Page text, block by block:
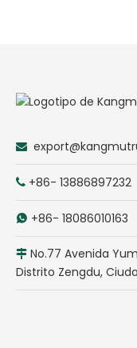

 +86- 13886897232
 +86- 18086010163
 No.77 Avenida
Distrito Zengdu,